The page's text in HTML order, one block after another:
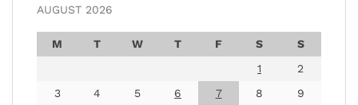
AUGUST 2026
M T W T F S
S
1
2
3
4 5 6 7 8
9